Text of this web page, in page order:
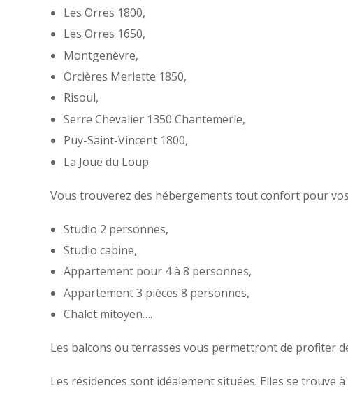
Les Orres 1800,
Les Orres 1650,
Montgenèvre,
Orcières Merlette 1850,
Risoul,
Serre Chevalier 1350 Chantemerle,
Puy-Saint-Vincent 1800,
La Joue du Loup
Vous trouverez des hébergements tout confort pour
Studio 2 personnes,
Studio cabine,
Appartement pour 4 à 8 personnes,
Appartement 3 pièces 8 personnes,
Chalet mitoyen….
Les balcons ou terrasses vous permettront de profiter
Les résidences sont idéalement situées. Elles se trouve